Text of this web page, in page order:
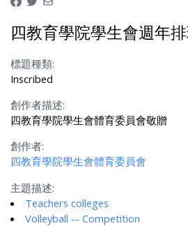
四教育學院學生會週年
標題種類:
Inscribed
創作者描述:
四教育學院學生會體育委員會敬贈
創作者:
四教育學院學生會體育委員會
主題描述:
Teachers colleges
Volleyball -- Competition